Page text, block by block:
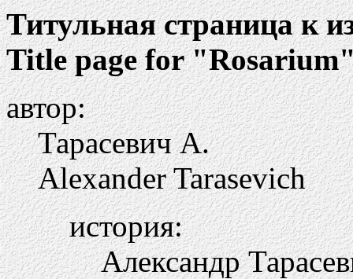
Титульная страница к
Title page for
автор:
Тарасевич А.
Alexander Tarasevich
история:
Александр